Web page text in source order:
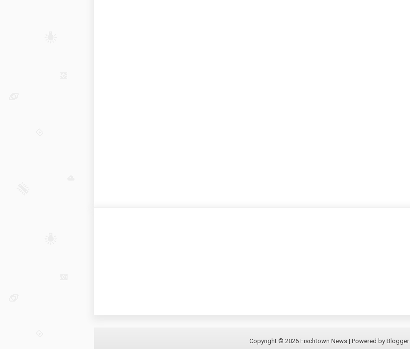
Copyright © 2026 Fischtown News | Powered by Blogger